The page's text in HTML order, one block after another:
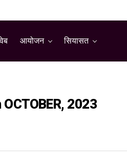
वेब आयोजन सियासत
2023